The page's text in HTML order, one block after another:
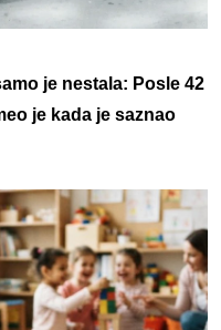
je nestala: Posle 42
je kada je saznao